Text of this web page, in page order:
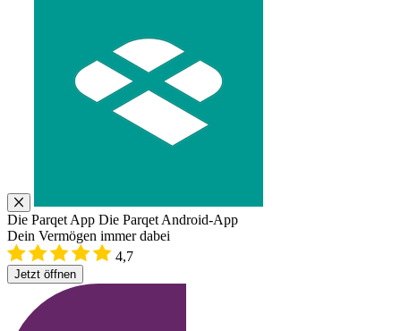
Die Parqet App Die Parqet Android-App
Dein Vermögen immer dabei
4,7
Jetzt öffnen